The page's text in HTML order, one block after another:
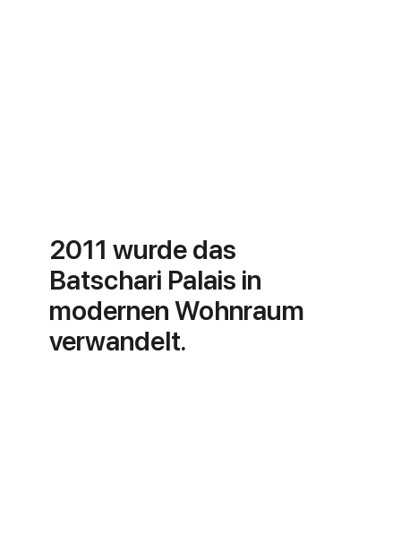
2011 wurde das
Batschari Palais in
modernen Wohnraum
verwandelt.